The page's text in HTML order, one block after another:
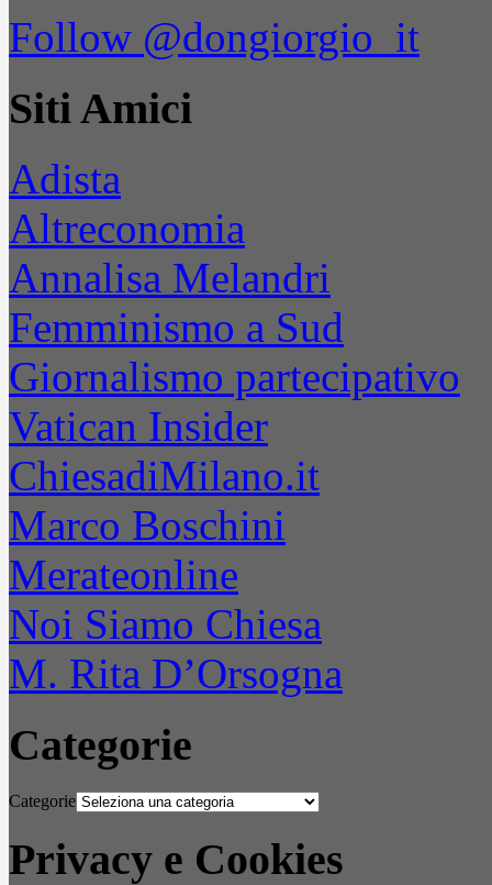
Follow @dongiorgio_it
Siti Amici
Adista
Altreconomia
Annalisa Melandri
Femminismo a Sud
Giornalismo partecipativo
Vatican Insider
ChiesadiMilano.it
Marco Boschini
Merateonline
Noi Siamo Chiesa
M. Rita D’Orsogna
Categorie
Categorie
Privacy e Cookies